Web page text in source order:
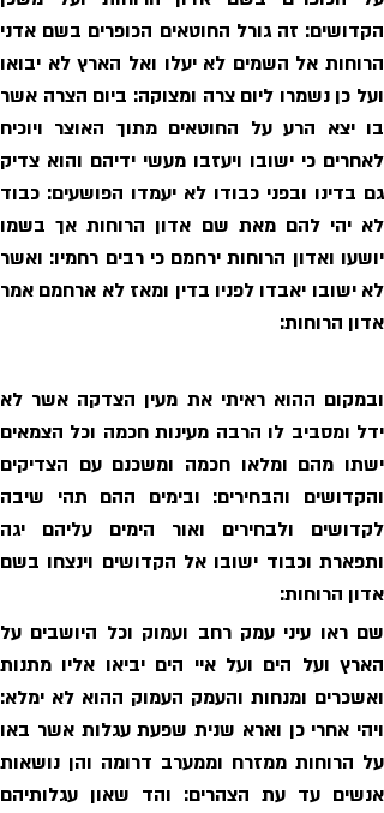
אדון הרוחות:
אדון הרוחות: